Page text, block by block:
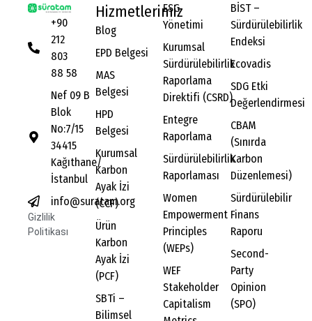
+90
212
803
88 58
Nef 09 B
Blok
No:7/15
34415
Kağıthane/
İstanbul
info@suratam.org
Gizlilik
Politikası
Hizmetlerimiz
Blog
EPD Belgesi
MAS
Belgesi
HPD
Belgesi
Kurumsal
Karbon
Ayak İzi
(CCF)
Ürün
Karbon
Ayak İzi
(PCF)
SBTi –
Bilimsel
ESG
Yönetimi
Kurumsal
Sürdürülebilirlik
Raporlama
Direktifi (CSRD)
Entegre
Raporlama
Sürdürülebilirlik
Raporlaması
Women
Empowerment
Principles
(WEPs)
WEF
Stakeholder
Capitalism
BİST –
Sürdürülebilirlik
Endeksi
Ecovadis
SDG Etki
Değerlendirmesi
CBAM
(Sınırda
Karbon
Düzenlemesi)
Sürdürülebilir
Finans
Raporu
Second-
Party
Opinion
(SPO)